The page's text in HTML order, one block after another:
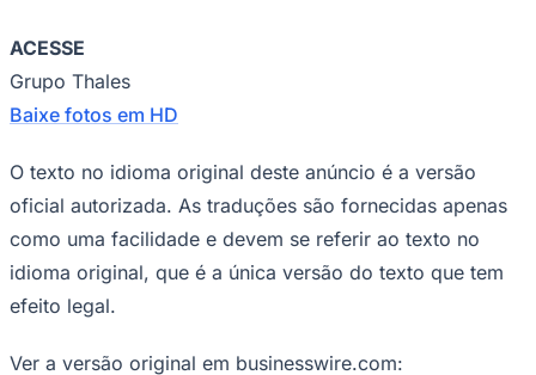
São Paulo
ACESSE
Grupo Thales
Baixe fotos em HD
O texto no idioma original deste anúncio é a versão
oficial autorizada. As traduções são fornecidas apenas
como uma facilidade e devem se referir ao texto no
idioma original, que é a única versão do texto que tem
efeito legal.
Ver a versão original em businesswire.com: